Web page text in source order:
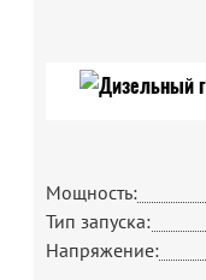
Мощность:
Тип запуска:
Напряжение: